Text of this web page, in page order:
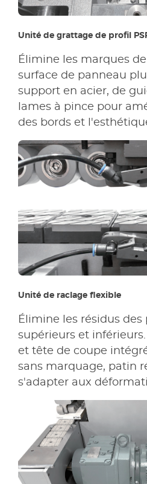
Unité de grattage de profil
Élimine les marques
surface de panneau
support en acier, de
lames à pince pour
des bords et
Unité de raclage flexible
Élimine les résidus des
supérieurs et
et tête de coupe
sans marquage, patin
s'adapter aux